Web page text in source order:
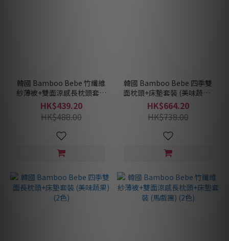
韓國 Bamboo Bebe 竹纖維
紗薄被+雙面涼感長枕頭套裝
(馬戲團) (2色)
HK$439.20
HK$488.00
韓國 Bamboo Bebe 四季雙
面枕頭+床墊套裝 (美味蔬果)
(2色)
HK$664.20
HK$738.00